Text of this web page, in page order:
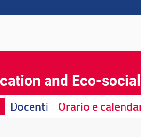
and Eco-
Docenti Orario e